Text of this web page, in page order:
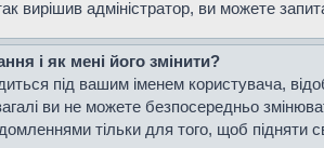
вирішив адміністратор, ви можете
і як мені його змінити?
під вашим іменем користувача,
ви не можете безпосередньо
тільки для того, щоб